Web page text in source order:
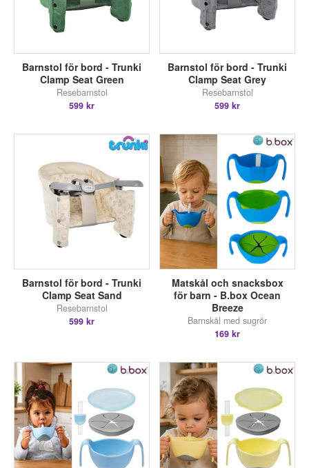
Barnstol för bord - Trunki
Clamp Seat Green
Resebarnstol
599 kr
Barnstol för bord - Trunki
Clamp Seat Grey
Resebarnstol
599 kr
Barnstol för bord - Trunki
Clamp Seat Sand
Resebarnstol
599 kr
Matskål och snacksbox
för barn - B.box Ocean
Breeze
Barnskål med sugrör
169 kr